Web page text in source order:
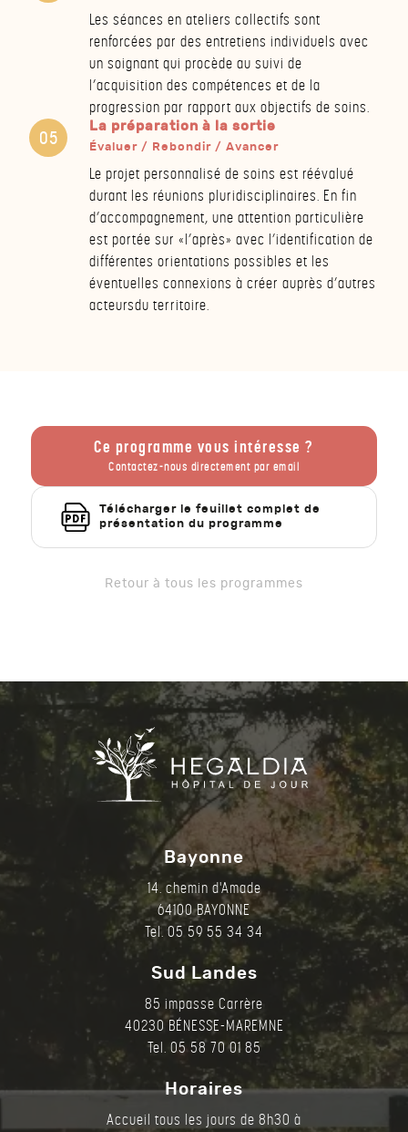
Les séances en ateliers collectifs sont
renforcées par des entretiens individuels avec
un soignant qui procède au suivi de
l’acquisition des compétences et de la
progression par rapport aux objectifs de soins.
La préparation à la sortie
Évaluer / Rebondir / Avancer
Le projet personnalisé de soins est réévalué
durant les réunions pluridisciplinaires. En fin
d’accompagnement, une attention particulière
est portée sur «l’après» avec l’identification de
différentes orientations possibles et les
éventuelles connexions à créer auprès d’autres
acteursdu territoire.
Ce programme vous intéresse ?
Contactez-nous directement par email
Télécharger le feuillet complet de
présentation du programme
Retour à tous les programmes
Bayonne
14. chemin d'Amade
64100 BAYONNE
Tel. 05 59 55 34 34
Sud Landes
85 impasse Carrère
40230 BÉNESSE-MAREMNE
Tel. 05 58 70 01 85
Horaires
Accueil tous les jours de 8h30 à